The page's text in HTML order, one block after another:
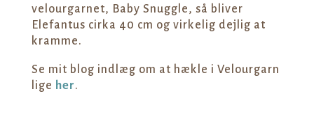
velourgarnet, Baby Snuggle, så bliver
Elefantus cirka 40 cm og virkelig dejlig at
kramme.
Se mit blog indlæg om at hækle i Velourgarn
lige her.